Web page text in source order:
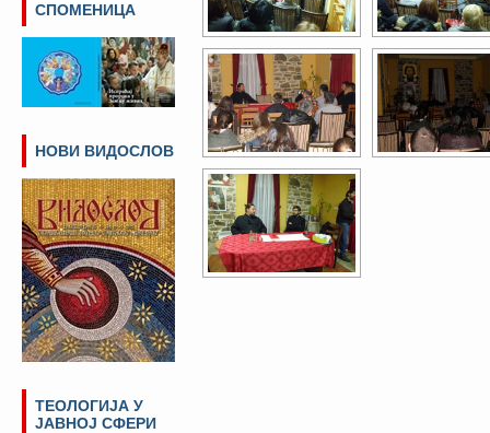
СПОМЕНИЦА
НОВИ ВИДОСЛОВ
ТЕОЛОГИЈА У
ЈАВНОЈ СФЕРИ